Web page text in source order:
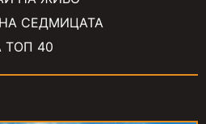
СЕДМИЦАТА
ТОП 40